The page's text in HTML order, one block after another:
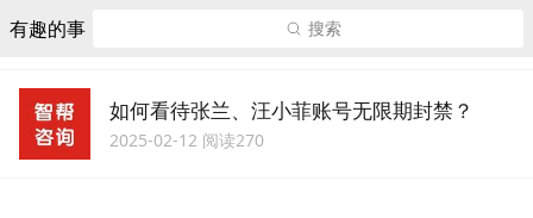
有趣的事 搜索
如何看待张兰、汪小菲账号无限期封禁？
2025-02-12 阅读270